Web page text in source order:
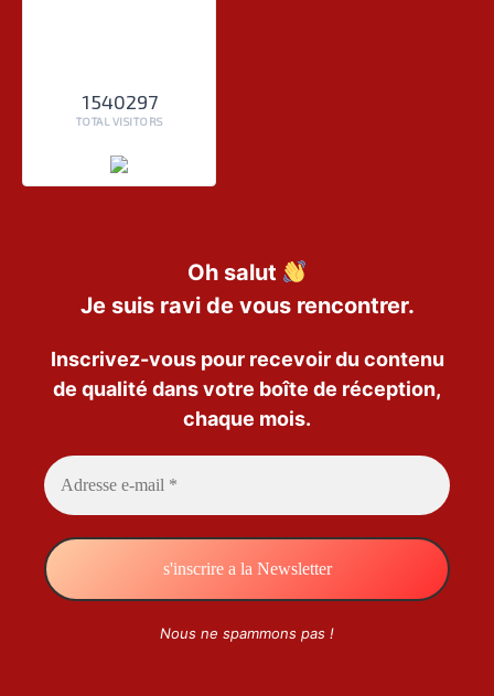
1540297
TOTAL VISITORS
Oh salut
Je suis ravi de vous rencontrer.
Inscrivez-vous pour recevoir du contenu
de qualité dans votre boîte de réception,
chaque mois.
Nous ne spammons pas !